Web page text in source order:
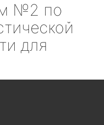
№2 по
для